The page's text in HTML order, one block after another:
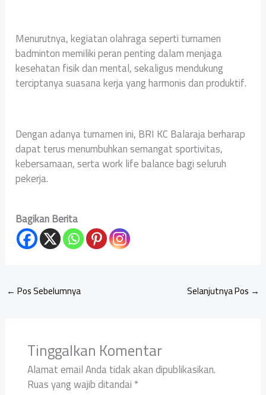
Menurutnya, kegiatan olahraga seperti turnamen
badminton memiliki peran penting dalam menjaga
kesehatan fisik dan mental, sekaligus mendukung
terciptanya suasana kerja yang harmonis dan produktif.
Dengan adanya turnamen ini, BRI KC Balaraja berharap
dapat terus menumbuhkan semangat sportivitas,
kebersamaan, serta work life balance bagi seluruh
pekerja.
Bagikan Berita
← Pos Sebelumnya Selanjutnya Pos →
Tinggalkan Komentar
Alamat email Anda tidak akan dipublikasikan.
Ruas yang wajib ditandai*